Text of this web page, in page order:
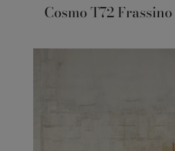
Cosmo T72 Frassino